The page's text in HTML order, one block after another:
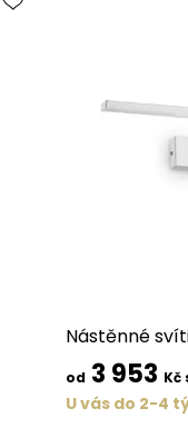
Nástěnné
od 3 953 Kč
U vás do 2-4